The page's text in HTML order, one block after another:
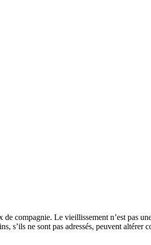
compagnie. Le vieillissement n’est pas
s’ils ne sont pas adressés, peuvent